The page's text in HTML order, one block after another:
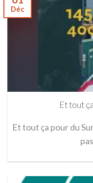
Et tout
Et tout ça pour du
Déc